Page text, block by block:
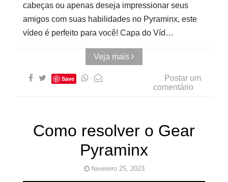
cabeças ou apenas deseja impressionar seus
amigos com suas habilidades no Pyraminx, este
vídeo é perfeito para você! Capa do Víd…
Veja mais
Save
Postar um
comentário
Como resolver o Gear
Pyraminx
fevereiro 25, 2023